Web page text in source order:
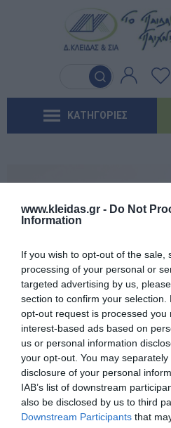
www.kleidas.gr - Do Not
Information
If you wish to opt-out of the sale,
processing of your personal or
targeted advertising by us,
section to confirm your
opt-out request is processed you
interest-based ads based on
us or personal information
your opt-out. You may
disclosure of your personal
IAB’s list of downstream
also be disclosed by us to third
Downstream Participants that
ΚΑΤΗΓΟΡΙΕΣ
Γλώσσα & Γραφή
Ανακαλύπτοντας τα
Φυσικές Επιστήμες
Λογοθεραπεία
Προβλήματα Όρασης
Βασικός εξοπλισμός &
Χειροτεχνία
Χορός & Θέατρο
Παιχνίδια Κήπου
Επαγγελματικές Παιδικές
Συνθέσεις Παιδικής Χαράς για
Ιδέες για τα Χριστούγεννα
Ιδέες για τις Απόκριες
Ιδέες για το Πάσχα
Έντυπα-Βιβλία Παιδικών
Έντυπα-Βιβλία Νηπιαγωγείων
Έντυπα-Βιβλία Δημοτικών
'Έντυπα-Βιβλία Σχολικών
Αναμνηστικά Νηπιαγωγείων